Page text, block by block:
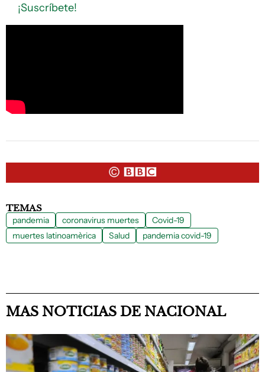
¡Suscríbete!
TEMAS
pandemia coronavirus muertes
Covid-19
muertes latinoamèrica
Salud pandemia covid-19
MAS NOTICIAS DE NACIONAL